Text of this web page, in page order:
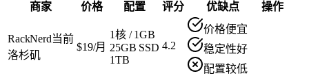
商家
价格 配置 评分 优缺点 操作
RackNerd当前
洛杉矶
$19/月
1核/1GB
25GB SSD
1TB
4.2
价格便宜
稳定性好
配置较低